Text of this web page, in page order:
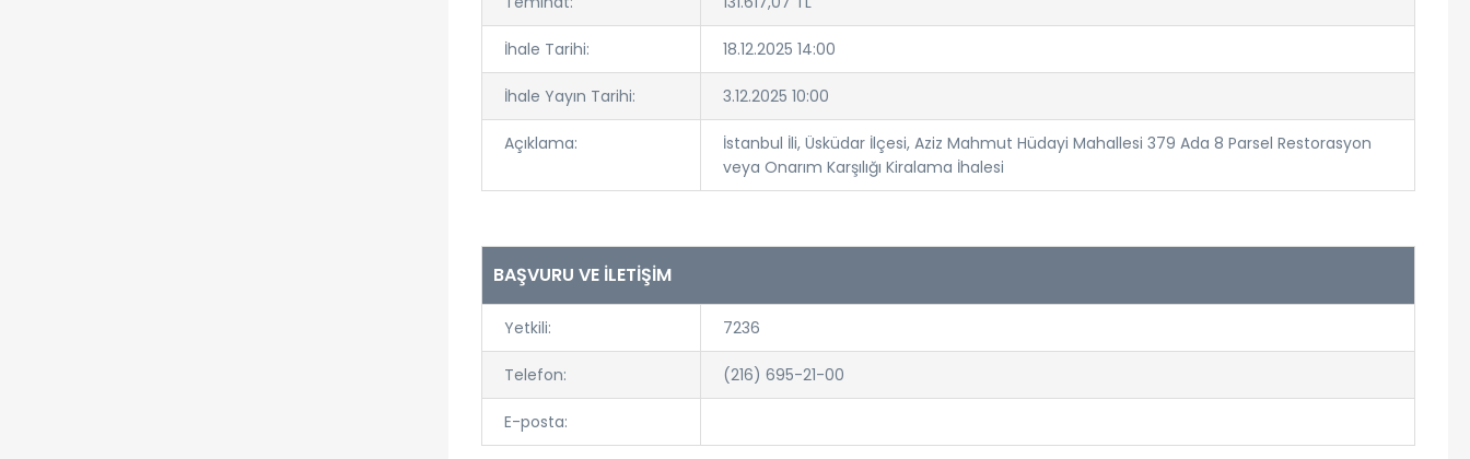
İhale Tarihi: 18.12.2025 14:00
İhale Yayın Tarihi: 3.12.2025 10:00
Açıklama:
İstanbul İli, Üsküdar İlçesi, Aziz Mahmut Hüdayi Mahallesi 379 Ada 8 Parsel Restorasyon
veya Onarım Karşılığı Kiralama İhalesi
BAŞVURU VE İLETİŞİM
Yetkili: 7236
Telefon: (216) 695-21-00
E-posta: